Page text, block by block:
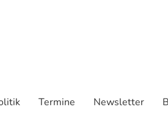
Termine Newsletter